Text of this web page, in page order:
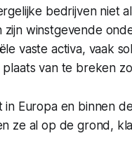
bedrijven niet
winstgevende
vaste activa, vaak
van te breken
Europa en binnen
ze al op de grond,